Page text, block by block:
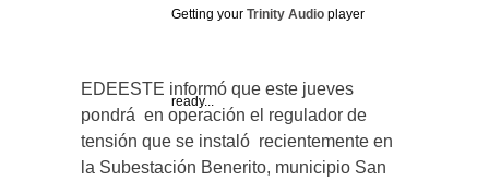
Getting your Trinity Audio player
ready...
EDEESTE informó que este jueves
pondrá en operación el regulador de
tensión que se instaló recientemente en
la Subestación Benerito, municipio San